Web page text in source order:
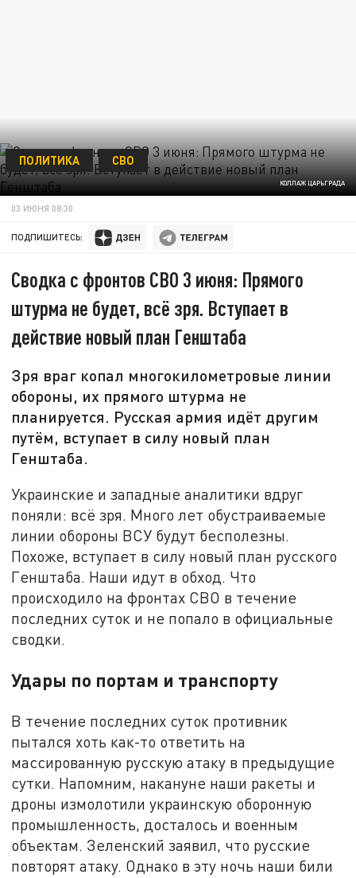
КОЛЛАЖ ЦАРЬГРАДА
ПОЛИТИКА СВО
03 ИЮНЯ 08:30
ПОДПИШИТЕСЬ:
Сводка с фронтов СВО 3 июня: Прямого
штурма не будет, всё зря. Вступает в
действие новый план Генштаба
Зря враг копал многокилометровые линии
обороны, их прямого штурма не
планируется. Русская армия идёт другим
путём, вступает в силу новый план
Генштаба.
Украинские и западные аналитики вдруг
поняли: всё зря. Много лет обустраиваемые
линии обороны ВСУ будут бесполезны.
Похоже, вступает в силу новый план русского
Генштаба. Наши идут в обход. Что
происходило на фронтах СВО в течение
последних суток и не попало в официальные
сводки.
Удары по портам и транспорту
В течение последних суток противник
пытался хоть как-то ответить на
массированную русскую атаку в предыдущие
сутки. Напомним, накануне наши ракеты и
дроны измолотили украинскую оборонную
промышленность, досталось и военным
объектам. Зеленский заявил, что русские
повторят атаку. Однако в эту ночь наши били